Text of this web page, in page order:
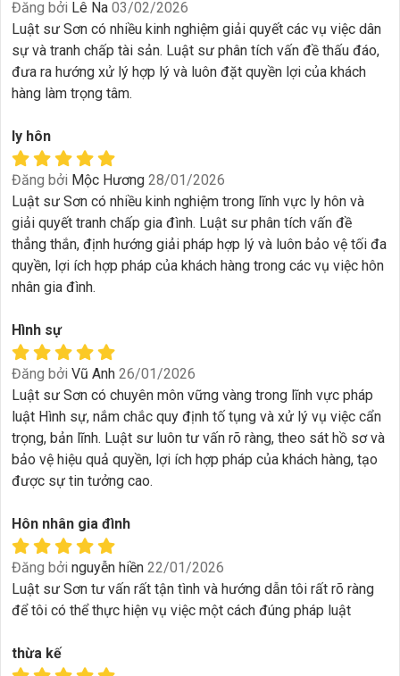
Đăng bởi Lê Na 03/02/2026
Luật sư Sơn có nhiều kinh nghiệm giải quyết các vụ việc dân
sự và tranh chấp tài sản. Luật sư phân tích vấn đề thấu đáo,
đưa ra hướng xử lý hợp lý và luôn đặt quyền lợi của khách
hàng làm trọng tâm.
ly hôn
Đăng bởi Mộc Hương 28/01/2026
Luật sư Sơn có nhiều kinh nghiệm trong lĩnh vực ly hôn và
giải quyết tranh chấp gia đình. Luật sư phân tích vấn đề
thẳng thắn, định hướng giải pháp hợp lý và luôn bảo vệ tối đa
quyền, lợi ích hợp pháp của khách hàng trong các vụ việc hôn
nhân gia đình.
Hình sự
Đăng bởi Vũ Anh 26/01/2026
Luật sư Sơn có chuyên môn vững vàng trong lĩnh vực pháp
luật Hình sự, nắm chắc quy định tố tụng và xử lý vụ việc cẩn
trọng, bản lĩnh. Luật sư luôn tư vấn rõ ràng, theo sát hồ sơ và
bảo vệ hiệu quả quyền, lợi ích hợp pháp của khách hàng, tạo
được sự tin tưởng cao.
Hôn nhân gia đình
Đăng bởi nguyễn hiền 22/01/2026
Luật sư Sơn tư vấn rất tận tình và hướng dẫn tôi rất rõ ràng
để tôi có thể thực hiện vụ việc một cách đúng pháp luật
thừa kế